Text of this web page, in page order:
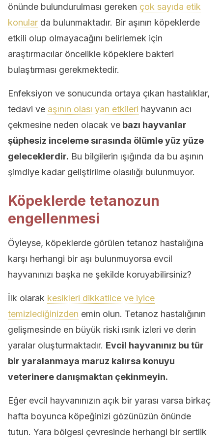
önünde bulundurulması gereken çok sayıda etik
konular da bulunmaktadır. Bir aşının köpeklerde
etkili olup olmayacağını belirlemek için
araştırmacılar öncelikle köpeklere bakteri
bulaştırması gerekmektedir.
Enfeksiyon ve sonucunda ortaya çıkan hastalıklar,
tedavi ve aşının olası yan etkileri hayvanın acı
çekmesine neden olacak ve bazı hayvanlar
şüphesiz inceleme sırasında ölümle yüz yüze
geleceklerdir. Bu bilgilerin ışığında da bu aşının
şimdiye kadar geliştirilme olasılığı bulunmuyor.
Köpeklerde tetanozun
engellenmesi
Öyleyse, köpeklerde görülen tetanoz hastalığına
karşı herhangi bir aşı bulunmuyorsa evcil
hayvanınızı başka ne şekilde koruyabilirsiniz?
İlk olarak kesikleri dikkatlice ve iyice
temizlediğinizden emin olun. Tetanoz hastalığının
gelişmesinde en büyük riski ısırık izleri ve derin
yaralar oluşturmaktadır. Evcil hayvanınız bu tür
bir yaralanmaya maruz kalırsa konuyu
veterinere danışmaktan çekinmeyin.
Eğer evcil hayvanınızın açık bir yarası varsa birkaç
hafta boyunca köpeğinizi gözünüzün önünde
tutun. Yara bölgesi çevresinde herhangi bir sertlik